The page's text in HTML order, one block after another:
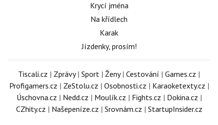
Krycí jména
Na křídlech
Karak
Jízdenky, prosím!
Tiscali.cz | Zprávy| Sport | Ženy| Cestování | Games.cz |
Profigamers.cz | ZeStolu.cz | Osobnosti.cz | Karaoketexty.cz |
Úschovna.cz | Nedd.cz | Moulík.cz | Fights.cz | Dokina.cz |
CZhity.cz | Našepeníze.cz | Srovnám.cz | StartupInsider.cz